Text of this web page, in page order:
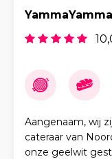
YammaYamma
Aangenaam, wij
cateraar van
onze geelwit